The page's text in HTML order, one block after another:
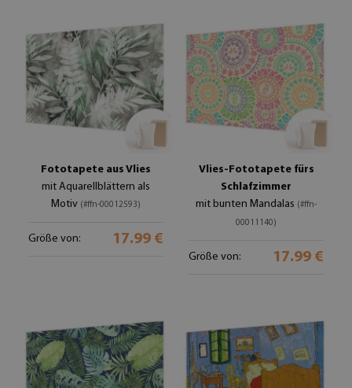
Fototapete aus Vlies
mit Aquarellblättern als
Motiv (#ffn-00012593)
Größe von: 17.99 €
Vlies-Fototapete fürs
Schlafzimmer
mit bunten Mandalas (#ffn-
00011140)
Größe von: 17.99 €